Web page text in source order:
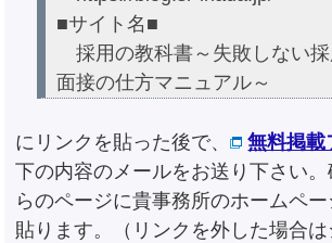
■サイト名■
採用の教科書～失敗しない採
面接の仕方マニュアル～
にリンクを貼った後で、 無料掲載
下の内容のメールをお送り下さい
らのページに貴事務所のホームペ
貼ります。（リンクを外した場合